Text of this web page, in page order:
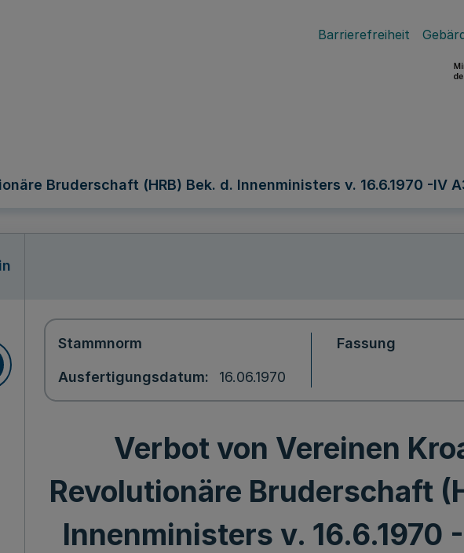
Barrierefreiheit
Bruderschaft (HRB) Bek. d. Innenministers v. 16.6.1970 -IV
Stammnorm
Ausfertigungsdatum 16.06.1970
Fassung
Verbot von Vereinen
Revolutionäre Bruderschaft
Innenministers v. 16.6.1970